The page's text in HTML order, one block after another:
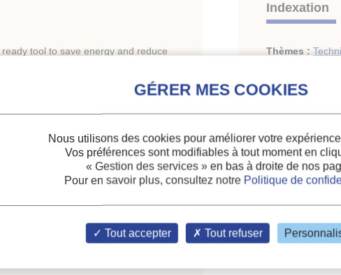
tool to save energy and reduce
Généralités
kongres o grejanju,
40th International congress on
Indexation
Thèmes :
Pompes à
Consommation
Immeuble
Nous utilisons des cookies pour améliorer votre
Vos préférences sont modifiables à tout moment en
« Gestion des services » en bas à droite de nos
Pour en savoir plus, consultez notre Politique de
Tout accepter Tout refuser